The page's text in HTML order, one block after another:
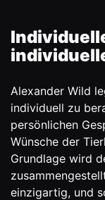
Alexander Wild
individuell zu
persönlichen
Wünsche der
Grundlage wird
einzigartig, und